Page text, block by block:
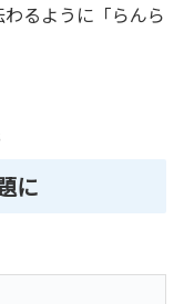
るように「らんら
に